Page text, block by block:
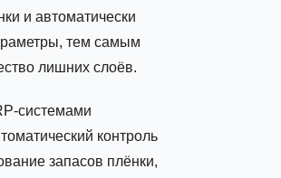
и автоматически
тем самым
лишних слоёв.
контроль
запасов плёнки,